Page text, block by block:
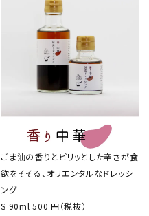
ごま油の香りとピリッとした辛さが食
欲をそそる、オリエンタルなドレッシ
ング
S 90ml 500 円（税抜）